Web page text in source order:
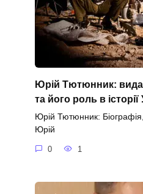
Юрій Тютюнник:
та його роль в історії
Юрій Тютюнник:
Юрій
0 1